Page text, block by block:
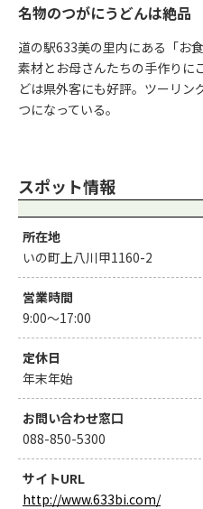
名物のつがにうどんは絶品
道の駅633美の里内にある「お
素材とお母さんたちの手作りに
どは県外客にも好評。ツーリン
つになっている。
スポット情報
所在地
いの町上八川甲1160-2
営業時間
9:00〜17:00
定休日
年末年始
お問い合わせ窓口
088-850-5300
サイトURL
http://www.633bi.com/